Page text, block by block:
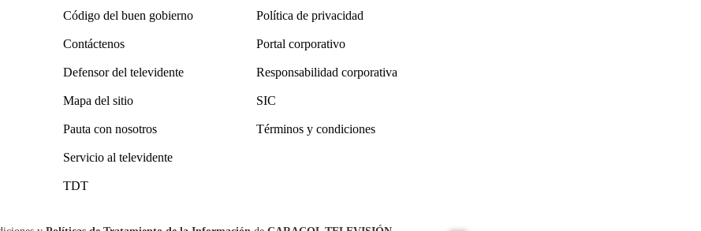
Código del buen gobierno
Contáctenos
Defensor del televidente
Mapa del sitio
Pauta con nosotros
Servicio al televidente
TDT
Política de privacidad
Portal corporativo
Responsabilidad corporativa
SIC
Términos y condiciones